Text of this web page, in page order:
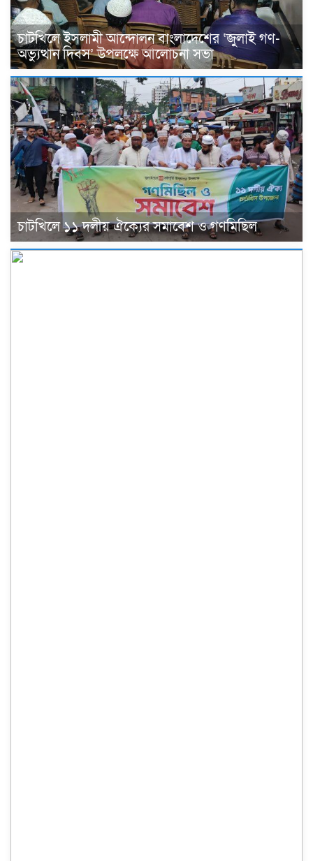
চাটখিলে ইসলামী আন্দোলন বাংলাদেশের ‘জুলাই গণ-
অভ্যুত্থান দিবস’ উপলক্ষে আলোচনা সভা
চাটখিলে ১১ দলীয় ঐক্যের সমাবেশ ও গণমিছিল